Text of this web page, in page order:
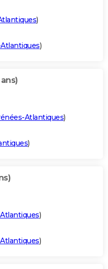
)
)
Atlantiques)
)
)
)